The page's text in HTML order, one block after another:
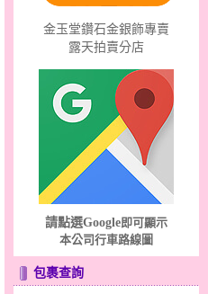
金玉堂鑽石金銀飾專賣
露天拍賣分店
請點選Google即可顯示
本公司行車路線圖
包裹查詢